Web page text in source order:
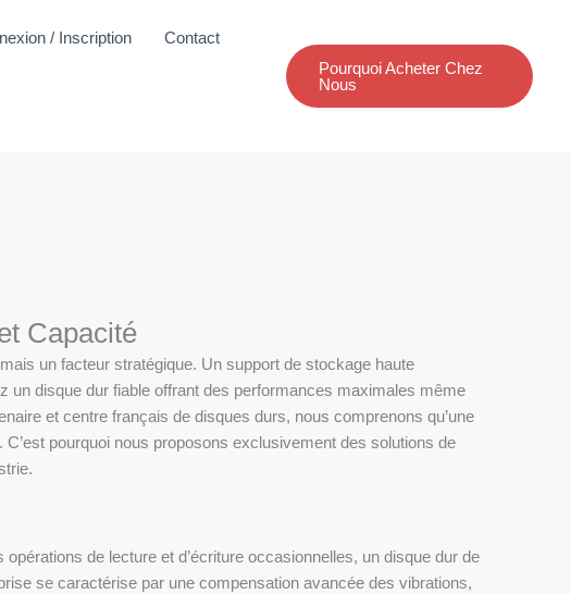
/ Inscription Contact
Pourquoi Acheter Chez
Nous
Capacité
un facteur stratégique. Un support de stockage haute
un disque dur fiable offrant des performances maximales même
et centre français de disques durs, nous comprenons qu’une
pourquoi nous proposons exclusivement des solutions de
de lecture et d’écriture occasionnelles, un disque dur de
se caractérise par une compensation avancée des vibrations,